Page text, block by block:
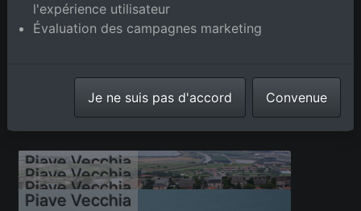
aériennes de la boutique en
Piave Vecchia
Piave Vecchia
Piave Vecchia
Piave Vecchia
l'expérience utilisateur
Évaluation des campagnes marketing
Je ne suis pas d'accord Convenue